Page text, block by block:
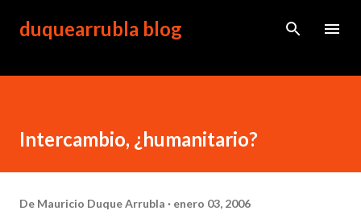
Ir al contenido principal
duquearrubla blog
Intercambio, ¿humanitario?
De Mauricio Duque Arrubla enero 03, 2006